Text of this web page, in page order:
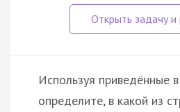
Используя приведённые
определите, в какой из